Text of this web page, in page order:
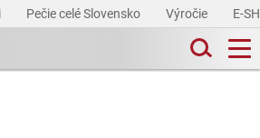
Pečie celé Slovensko Výročie E-